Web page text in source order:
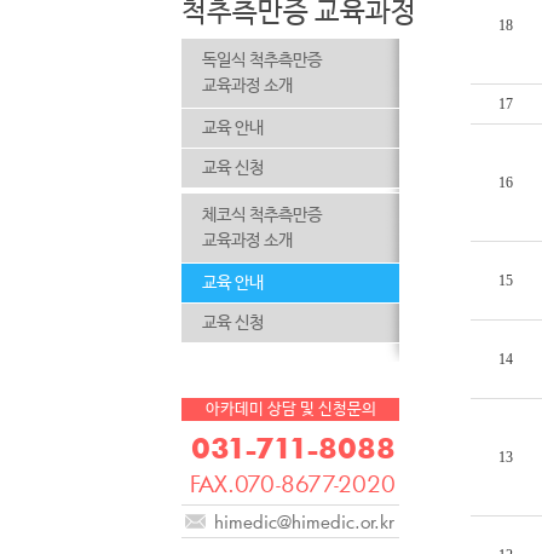
척추측만증 교육과정
독일식 척추측만증
교육과정 소개
교육 안내
교육 신청
체코식 척추측만증
교육과정 소개
교육 안내
교육 신청
아카데미 상담 및 신청문의
031-711-8088
FAX.070-8677-2020
himedic@himedic.or.kr